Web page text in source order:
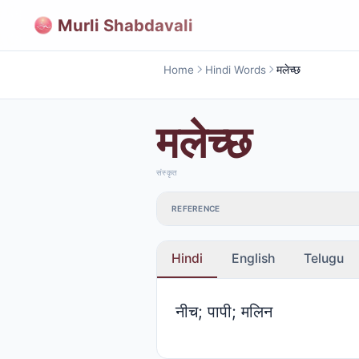
Murli Shabdavali
Home Hindi Words मलेच्छ
मलेच्छ
संस्कृत
REFERENCE
Hindi English Telugu
नीच; पापी; मलिन